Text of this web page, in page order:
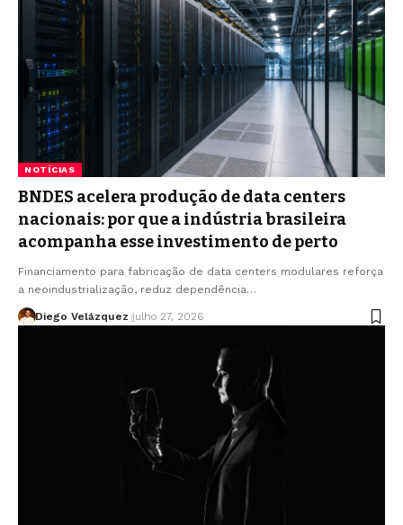
NOTÍCIAS
BNDES acelera produção de data centers
nacionais: por que a indústria brasileira
acompanha esse investimento de perto
Financiamento para fabricação de data centers modulares reforça
a neoindustrialização, reduz dependência…
Diego Velázquez julho 27, 2026